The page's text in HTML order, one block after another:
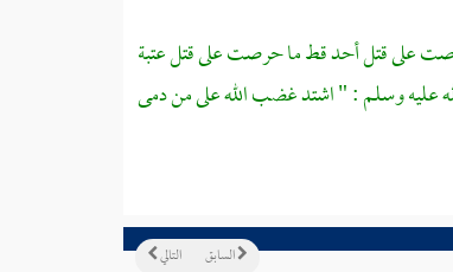
على قتل أحد قط ما حرصت على قتلعتبة
عليه وسلم : " اشتد غضب الله على من دمى
التالي السابق